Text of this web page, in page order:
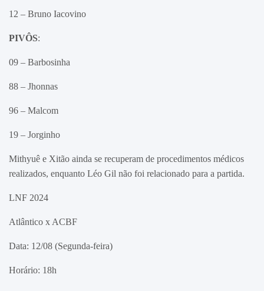
12 – Bruno Iacovino
PIVÔS:
09 – Barbosinha
88 – Jhonnas
96 – Malcom
19 – Jorginho
Mithyuê e Xitão ainda se recuperam de procedimentos médicos
realizados, enquanto Léo Gil não foi relacionado para a partida.
LNF 2024
Atlântico x ACBF
Data: 12/08 (Segunda-feira)
Horário: 18h